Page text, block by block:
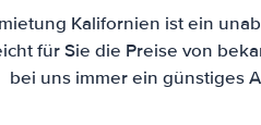
Kalifornien ist ein
für Sie die Preise von
bei uns immer ein günstiges